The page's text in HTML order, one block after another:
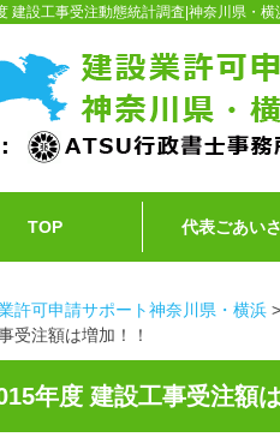
建設工事受注動態統計調査|神奈川県・
TOP 代表ごあい
許可申請サポート神奈川県・横浜 >
受注額は増加！！
年度 建設工事受注額